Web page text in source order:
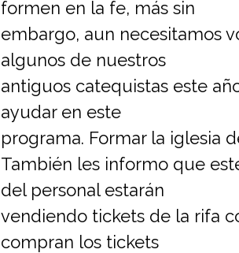
formen en la fe, más sin
embargo, aun necesitamos
algunos de nuestros
antiguos catequistas este
ayudar en este
programa. Formar la iglesia
También les informo que
del personal estarán
vendiendo tickets de la rifa
compran los tickets